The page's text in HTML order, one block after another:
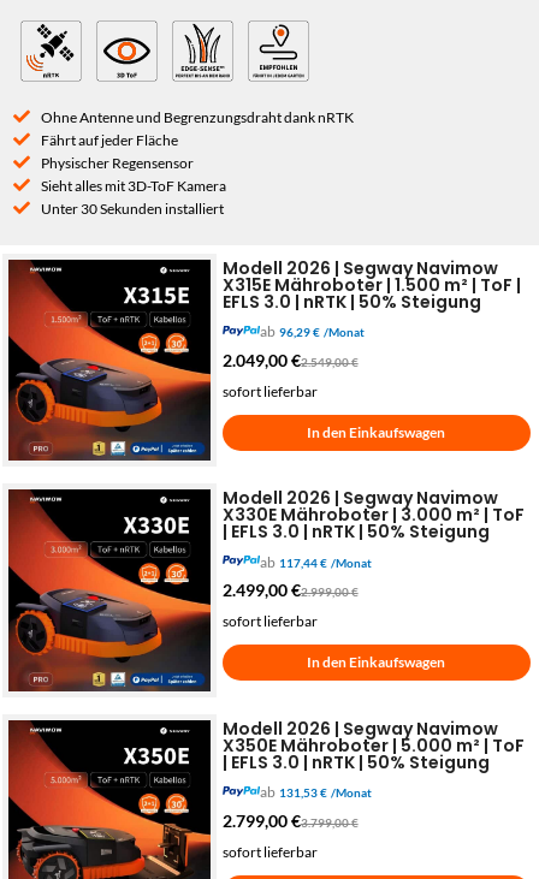
Ohne Antenne und Begrenzungsdraht dank nRTK
Fährt auf jeder Fläche
Physischer Regensensor
Sieht alles mit 3D-ToF Kamera
Unter 30 Sekunden installiert
Modell 2026 | Segway Navimow
X315E Mähroboter | 1.500 m² | ToF |
EFLS 3.0 | nRTK | 50% Steigung
ab 96,29 € /Monat
2.049,00€2.549,00€
sofort lieferbar
In den Einkaufswagen
Modell 2026 | Segway Navimow
X330E Mähroboter | 3.000 m² | ToF
| EFLS 3.0 | nRTK | 50% Steigung
ab 117,44 € /Monat
2.499,00€2.999,00€
sofort lieferbar
In den Einkaufswagen
Modell 2026 | Segway Navimow
X350E Mähroboter | 5.000 m² | ToF
| EFLS 3.0 | nRTK | 50% Steigung
ab 131,53 € /Monat
2.799,00€3.799,00€
sofort lieferbar